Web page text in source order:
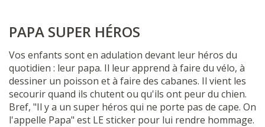
PAPA SUPER HÉROS
Vos enfants sont en adulation devant leur héros du
quotidien : leur papa. Il leur apprend à faire du vélo, à
dessiner un poisson et à faire des cabanes. Il vient les
secourir quand ils chutent ou qu'ils ont peur du chien.
Bref, "Il y a un super héros qui ne porte pas de cape. On
l'appelle Papa" est LE sticker pour lui rendre hommage.